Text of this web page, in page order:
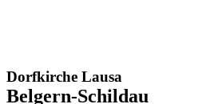
Dorfkirche Lausa
Belgern-Schildau